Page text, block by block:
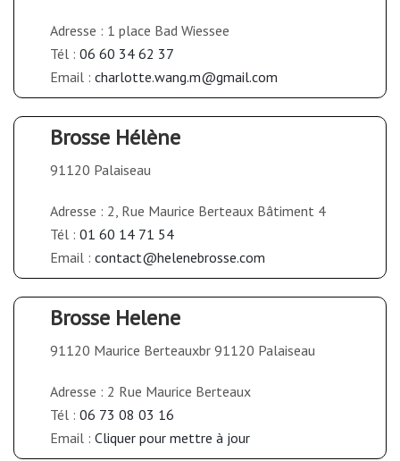
Adresse : 1 place Bad Wiessee
Tél : 06 60 34 62 37
Email : charlotte.wang.m@gmail.com
Brosse Hélène
91120 Palaiseau
Adresse : 2, Rue Maurice Berteaux Bâtiment 4
Tél : 01 60 14 71 54
Email : contact@helenebrosse.com
Brosse Helene
91120 Maurice Berteauxbr 91120 Palaiseau
Adresse : 2 Rue Maurice Berteaux
Tél : 06 73 08 03 16
Email : Cliquer pour mettre à jour